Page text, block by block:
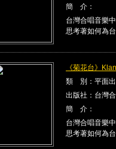
簡 介：
台灣合唱音樂
思考著如何為
《菊花台》
類 別：平面
出版社：台灣
簡 介：
台灣合唱音樂
思考著如何為